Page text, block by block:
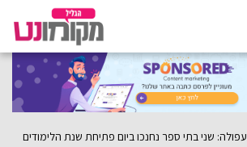
עפולה: שני בתי ספר נחנכו ביום פתיחת שנת הלימודים